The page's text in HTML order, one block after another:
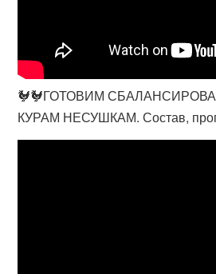
🐓🐓ГОТОВИМ
КУРАМ НЕСУШКАМ. Состав,